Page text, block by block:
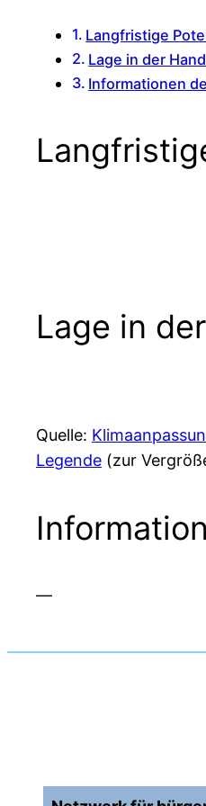
Langfristige
Lage in der
Informationen
Lage in
Quelle:
Legende (zur
—